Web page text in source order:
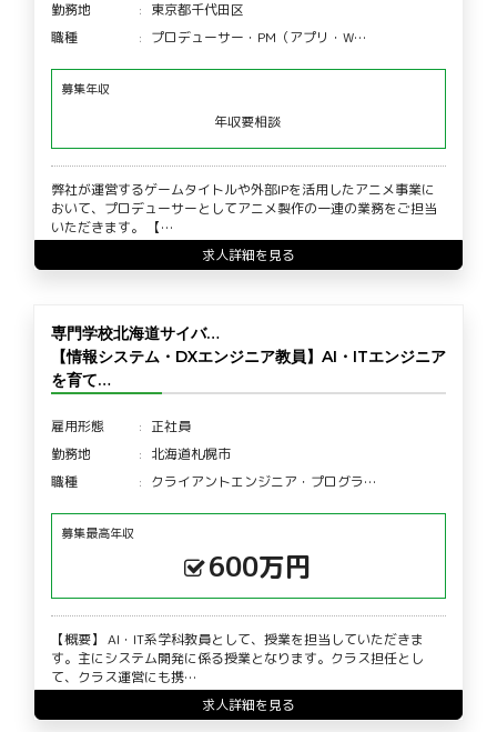
勤務地
東京都千代田区
職種
プロデューサー・PM（アプリ・W…
募集年収
年収要相談
弊社が運営するゲームタイトルや外部IPを活用したアニメ事業に
おいて、プロデューサーとしてアニメ製作の一連の業務をご担当
いただきます。 【…
求人詳細を見る
専門学校北海道サイバ…
【情報システム・DXエンジニア教員】AI・ITエンジニア
を育て…
雇用形態
正社員
勤務地
北海道札幌市
職種
クライアントエンジニア・プログラ…
募集最高年収
600万円
【概要】 AI・IT系学科教員として、授業を担当していただきま
す。主にシステム開発に係る授業となります。クラス担任とし
て、クラス運営にも携…
求人詳細を見る